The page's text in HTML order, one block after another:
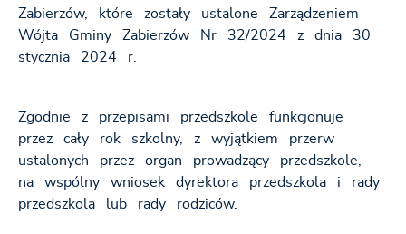
Zabierzów, które zostały ustalone Zarządzeniem
Wójta Gminy Zabierzów Nr 32/2024 z dnia 30
stycznia 2024 r.
Zgodnie z przepisami przedszkole funkcjonuje
przez cały rok szkolny, z wyjątkiem przerw
ustalonych przez organ prowadzący przedszkole,
na wspólny wniosek dyrektora przedszkola i rady
przedszkola lub rady rodziców.